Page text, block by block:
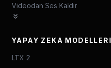
Videodan Ses Kaldır
YAPAY ZEKA MODELLERI
LTX 2